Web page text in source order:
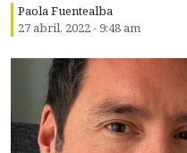
Paola Fuentealba
27 abril, 2022 - 9:48 am